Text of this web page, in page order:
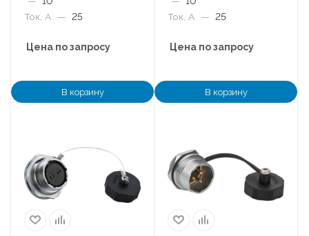
Ток, А
— 25
Цена по запросу
В корзину
Ток, А
— 25
Цена по запросу
В корзину